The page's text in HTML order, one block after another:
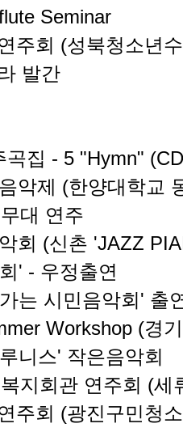
Seminar
주회 (성북청소년
발간
곡집 - 5 "Hymn"
악제 (한양대학교
대 연주
회 (신촌 'JAZZ
' - 우정출연
는 시민음악회' 출
Workshop (경
니스' 작은음악회
지회관 연주회 (
주회 (광진구민청